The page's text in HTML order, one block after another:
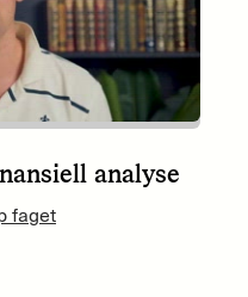
analyse
faget